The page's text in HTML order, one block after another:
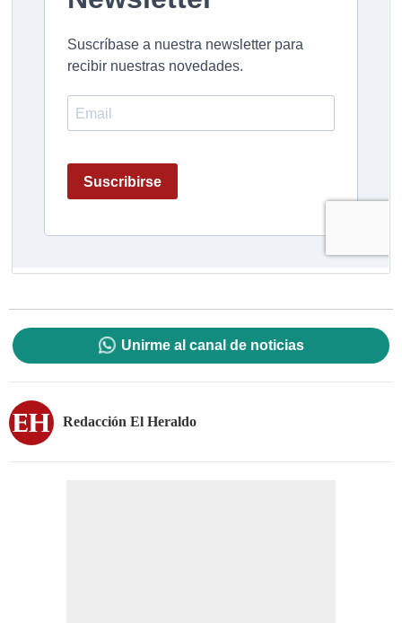
Unirme al canal de noticias
Redacción El Heraldo